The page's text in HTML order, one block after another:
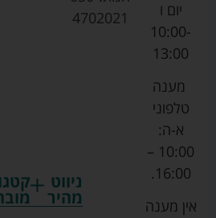
ניווט
מהיר
4702021
יום ו
10:00-
13:00
מענה
טלפוני
א-ה:
10:00 –
16:00.
אין מענה